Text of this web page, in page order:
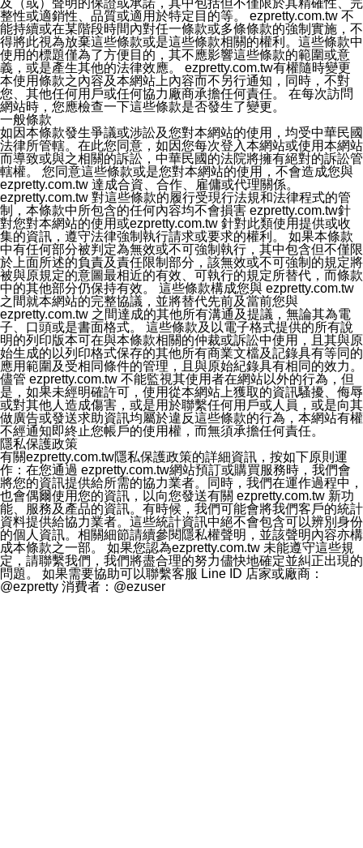
及（或）聲明的保證或承諾，其中包括但不僅限於其精確性、完
整性或適銷性、品質或適用於特定目的等。 ezpretty.com.tw 不
能持續或在某階段時間內對任一條款或多條條款的強制實施，不
得將此視為放棄這些條款或是這些條款相關的權利。這些條款中
使用的標題僅為了方便目的，其不應影響這些條款的範圍或意
義，或是產生其他的法律效應。 ezpretty.com.tw有權隨時變更
本使用條款之內容及本網站上內容而不另行通知，同時，不對
您、其他任何用戶或任何協力廠商承擔任何責任。 在每次訪問
網站時，您應檢查一下這些條款是否發生了變更。
一般條款
如因本條款發生爭議或涉訟及您對本網站的使用，均受中華民國
法律所管轄。在此您同意，如因您每次登入本網站或使用本網站
而導致或與之相關的訴訟，中華民國的法院將擁有絕對的訴訟管
轄權。 您同意這些條款或是您對本網站的使用，不會造成您與
ezpretty.com.tw 達成合資、合作、雇傭或代理關係。
ezpretty.com.tw 對這些條款的履行受現行法規和法律程式的管
制，本條款中所包含的任何內容均不會損害 ezpretty.com.tw針
對您對本網站的使用或ezpretty.com.tw 針對此類使用提供或收
集的資訊，遵守法律強制執行請求或要求的權利。 如果本條款
中有任何部分被判定為無效或不可強制執行，其中包含但不僅限
於上面所述的負責及責任限制部分，該無效或不可強制的規定將
被與原規定的意圖最相近的有效、可執行的規定所替代，而條款
中的其他部分仍保持有效。 這些條款構成您與 ezpretty.com.tw
之間就本網站的完整協議，並將替代先前及當前您與
ezpretty.com.tw 之間達成的其他所有溝通及提議，無論其為電
子、口頭或是書面格式。 這些條款及以電子格式提供的所有說
明的列印版本可在與本條款相關的仲裁或訴訟中使用，且其與原
始生成的以列印格式保存的其他所有商業文檔及記錄具有等同的
應用範圍及受相同條件的管理，且與原始紀錄具有相同的效力。
儘管 ezpretty.com.tw 不能監視其使用者在網站以外的行為，但
是，如果未經明確許可，使用從本網站上獲取的資訊騷擾、侮辱
或對其他人造成傷害，或是用於聯繫任何用戶或人員，或是向其
做廣告或發送求助資訊均屬於違反這些條款的行為，本網站有權
不經通知即終止您帳戶的使用權，而無須承擔任何責任。
隱私保護政策
有關ezpretty.com.tw隱私保護政策的詳細資訊，按如下原則運
作：在您通過 ezpretty.com.tw網站預訂或購買服務時，我們會
將您的資訊提供給所需的協力業者。同時，我們在運作過程中，
也會偶爾使用您的資訊，以向您發送有關 ezpretty.com.tw 新功
能、服務及產品的資訊。有時候，我們可能會將我們客戶的統計
資料提供給協力業者。這些統計資訊中絕不會包含可以辨別身份
的個人資訊。相關細節請續參閱隱私權聲明，並該聲明內容亦構
成本條款之一部。 如果您認為ezpretty.com.tw 未能遵守這些規
定，請聯繫我們，我們將盡合理的努力儘快地確定並糾正出現的
問題。 如果需要協助可以聯繫客服 Line ID 店家或廠商：
@ezpretty 消費者：@ezuser